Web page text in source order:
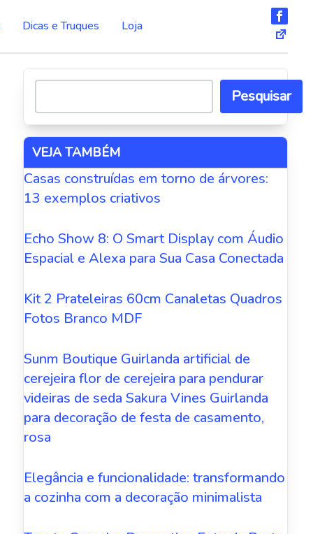
Dicas e Truques Loja
Pesquisar
VEJA TAMBÉM
Casas construídas em torno de árvores:
13 exemplos criativos
Echo Show 8: O Smart Display com Áudio
Espacial e Alexa para Sua Casa Conectada
Kit 2 Prateleiras 60cm Canaletas Quadros
Fotos Branco MDF
Sunm Boutique Guirlanda artificial de
cerejeira flor de cerejeira para pendurar
videiras de seda Sakura Vines Guirlanda
para decoração de festa de casamento,
rosa
Elegância e funcionalidade: transformando
a cozinha com a decoração minimalista